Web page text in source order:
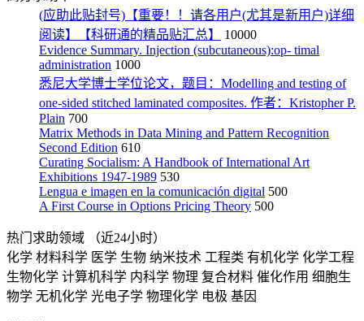
(应助此贴封号)【重要！！请各用户(尤其是新用户)详细
阅读】【科研通的精品贴汇总】
10000
Evidence Summary. Injection (subcutaneous):op- timal
administration 1000
悉尼大学博士学位论文，题目：Modelling and testing of
one-sided stitched laminated composites. 作者：Kristopher P.
Plain 700
Matrix Methods in Data Mining and Pattern Recognition
Second Edition 610
Curating Socialism: A Handbook of International Art
Exhibitions 1947-1989 530
Lengua e imagen en la comunicación digital 500
A First Course in Options Pricing Theory 500
热门求助领域
（近24小时）
化学 材料科学 医学 生物 纳米技术 工程类 有机化学 化学工程
生物化学 计算机科学 内科学 物理 复合材料 催化作用 细胞生
物学 无机化学 光电子学 物理化学 电极 基因